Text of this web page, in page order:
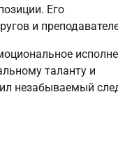
Его
и
таланту и
незабываемый